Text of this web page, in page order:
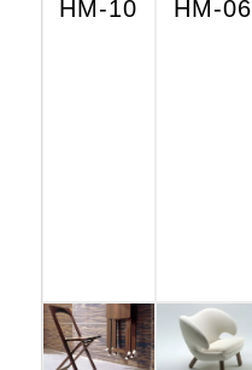
HM-10 HM-06